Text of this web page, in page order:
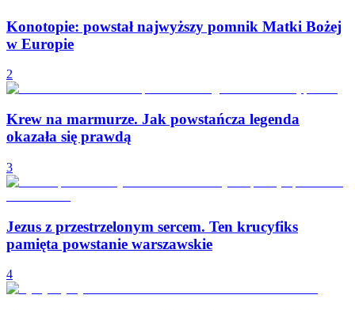
Konotopie: powstał najwyższy pomnik Matki Bożej
w Europie
2
Krew na marmurze. Jak powstańcza legenda
okazała się prawdą
3
Jezus z przestrzelonym sercem. Ten krucyfiks
pamięta powstanie warszawskie
4